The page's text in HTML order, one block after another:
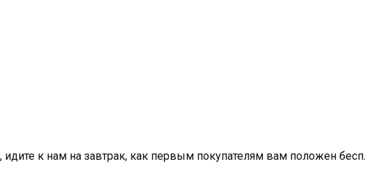
к нам на завтрак, как первым покупателям вам положен